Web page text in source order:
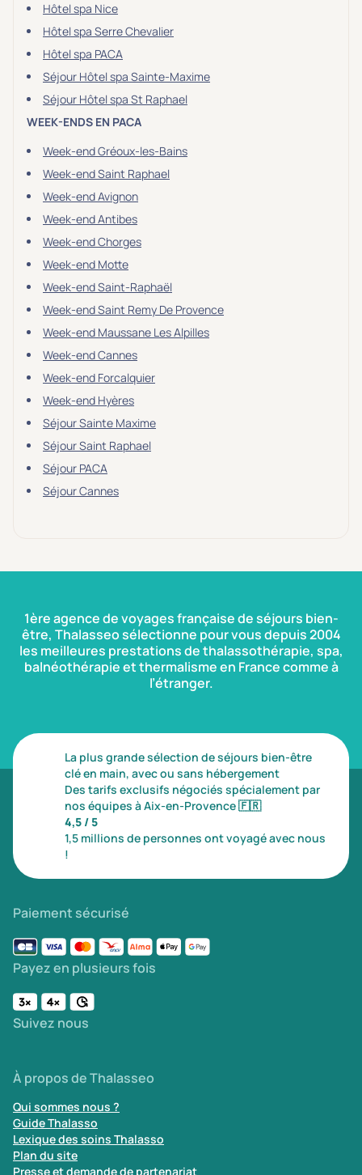
Hôtel spa Nice
Hôtel spa Serre Chevalier
Hôtel spa PACA
Séjour Hôtel spa Sainte-Maxime
Séjour Hôtel spa St Raphael
WEEK-ENDS EN PACA
Week-end Gréoux-les-Bains
Week-end Saint Raphael
Week-end Avignon
Week-end Antibes
Week-end Chorges
Week-end Motte
Week-end Saint-Raphaël
Week-end Saint Remy De Provence
Week-end Maussane Les Alpilles
Week-end Cannes
Week-end Forcalquier
Week-end Hyères
Séjour Sainte Maxime
Séjour Saint Raphael
Séjour PACA
Séjour Cannes
1ère agence de voyages française de séjours bien-
être, Thalasseo sélectionne pour vous depuis 2004
les meilleures prestations de thalassothérapie, spa,
balnéothérapie et thermalisme en France comme à
l’étranger.
La plus grande sélection de séjours bien-être
clé en main, avec ou sans hébergement
Des tarifs exclusifs négociés spécialement par
nos équipes à Aix-en-Provence🇫🇷
4,5 / 5
1,5 millions de personnes ont voyagé avec nous
!
Paiement sécurisé
Payez en plusieurs fois
Suivez nous
À propos de Thalasseo
Qui sommes nous ?
Guide Thalasso
Lexique des soins Thalasso
Plan du site
Presse et demande de partenariat